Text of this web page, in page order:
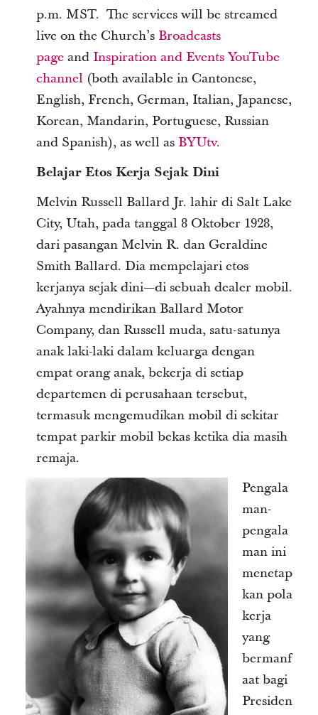
p.m. MST. The services will be streamed
live on the Church’s Broadcasts
page and Inspiration and Events YouTube
channel (both available in Cantonese,
English, French, German, Italian, Japanese,
Korean, Mandarin, Portuguese, Russian
and Spanish), as well as BYUtv.
Belajar Etos Kerja Sejak Dini
Melvin Russell Ballard Jr. lahir di Salt Lake
City, Utah, pada tanggal 8 Oktober 1928,
dari pasangan Melvin R. dan Geraldine
Smith Ballard. Dia mempelajari etos
kerjanya sejak dini—di sebuah dealer mobil.
Ayahnya mendirikan Ballard Motor
Company, dan Russell muda, satu-satunya
anak laki-laki dalam keluarga dengan
empat orang anak, bekerja di setiap
departemen di perusahaan tersebut,
termasuk mengemudikan mobil di sekitar
tempat parkir mobil bekas ketika dia masih
remaja.
Pengala
man-
pengala
man ini
menetap
kan pola
kerja
yang
bermanf
aat bagi
Presiden